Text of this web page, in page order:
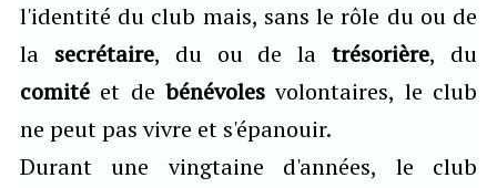
l'identité du club mais, sans le rôle du ou de
la secrétaire, du ou de latrésorière, du
comité et de bénévoles volontaires, le club
ne peut pas vivre et s'épanouir.
Durant une vingtaine d'années, le club